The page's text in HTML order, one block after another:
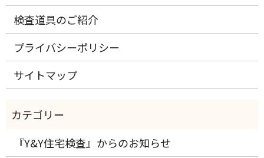
検査道具のご紹介
プライバシーポリシー
サイトマップ
『Y&Y住宅検査』からのお知らせ